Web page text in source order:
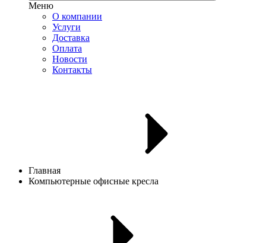
Меню
О компании
Услуги
Доставка
Оплата
Новости
Контакты
Главная
Компьютерные офисные кресла